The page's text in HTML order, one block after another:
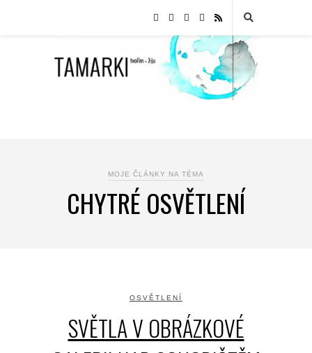
MOJE ČLÁNKY NA TÉMA
CHYTRÉ OSVĚTLENÍ
OSVĚTLENÍ
SVĚTLA V OBRÁZKOVÉ